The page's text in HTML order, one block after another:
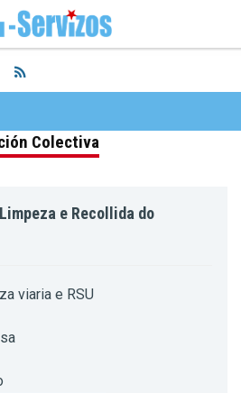
Colectiva
e Recollida do
viaria e RSU